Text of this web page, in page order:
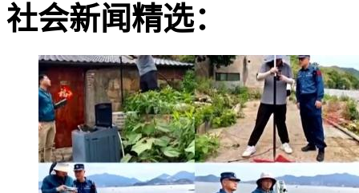
社会新闻精选：